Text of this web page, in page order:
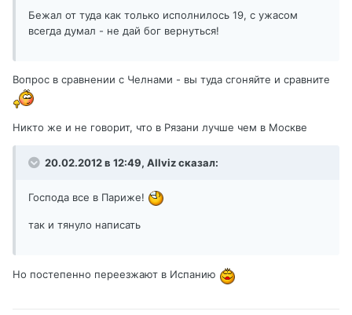
Бежал от туда как только исполнилось 19, с ужасом
всегда думал - не дай бог вернуться!
Вопрос в сравнении с Челнами - вы туда сгоняйте и сравните
Никто же и не говорит, что в Рязани лучше чем в Москве
20.02.2012 в 12:49, Allviz сказал:
Господа все в Париже!
так и тянуло написать
Но постепенно переезжают в Испанию